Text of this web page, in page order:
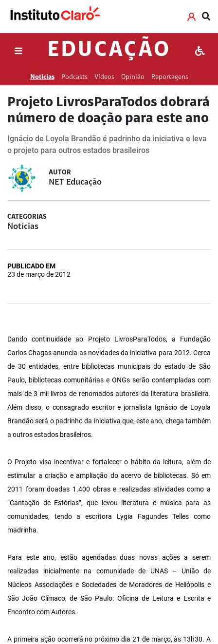
EDUCAÇÃO
Notícias Podcasts Vídeos Opinião Reportagens
Projeto LivrosParaTodos dobrará
número de doação para este ano
Ignácio de Loyola Brandão é padrinho da iniciativa e leva
o projeto para outros estados brasileiros
AUTOR
NET Educação
CATEGORIAS
Notícias
PUBLICADO EM
23 de março de 2012
Dando continuidade ao Projeto LivrosParaTodos, a Fundação
Carlos Chagas anuncia as novidades da iniciativa para 2012. Cerca
de 30 entidades, entre bibliotecas municipais do estado de São
Paulo, bibliotecas comunitárias e ONGs serão contempladas com
mais de 3 mil livros de renomados autores da literatura brasileira.
Além disso, o consagrado escritor e jornalista Ignácio de Loyola
Brandão será o padrinho da iniciativa que, este ano, chega também
a outros estados brasileiros.
O Projeto visa incentivar e fortalecer o hábito da leitura, além de
estimular a criação e ampliação do acervo de bibliotecas. Só em
2011 foram doadas 1.400 obras e realizadas atividades como a
“Cantação de Estórias”, que levou literatura e música para as
comunidades, tendo a escritora Lygia Fagundes Telles como
madrinha.
Para este ano, estão agendadas duas novas ações a serem
realizadas inicialmente na comunidade de UNAS – União de
Núcleos Associações e Sociedades de Moradores de Heliópolis e
São João Clímaco, de São Paulo: Oficina de Leitura e Escrita e
Encontro com Autores.
A primeira ação ocorrerá no próximo dia 21 de março, às 13h30. A